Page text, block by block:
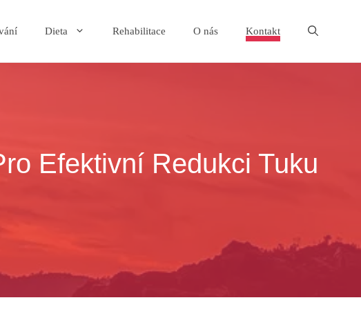
Dieta Rehabilitace O nás Kontakt
Efektivní Redukci Tuku